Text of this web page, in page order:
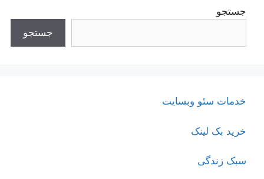
جستجو
جستجو
خدمات سئو وبسایت
خرید بک لینک
سبک زندگی